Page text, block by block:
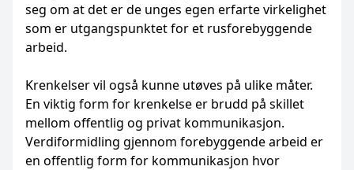
seg om at det er de unges egen erfarte virkelighet
som er utgangspunktet for et rusforebyggende
arbeid.
Krenkelser vil også kunne utøves på ulike måter.
En viktig form for krenkelse er brudd på skillet
mellom offentlig og privat kommunikasjon.
Verdiformidling gjennom forebyggende arbeid er
en offentlig form for kommunikasjon hvor